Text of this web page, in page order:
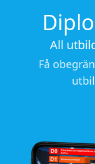
All
Få